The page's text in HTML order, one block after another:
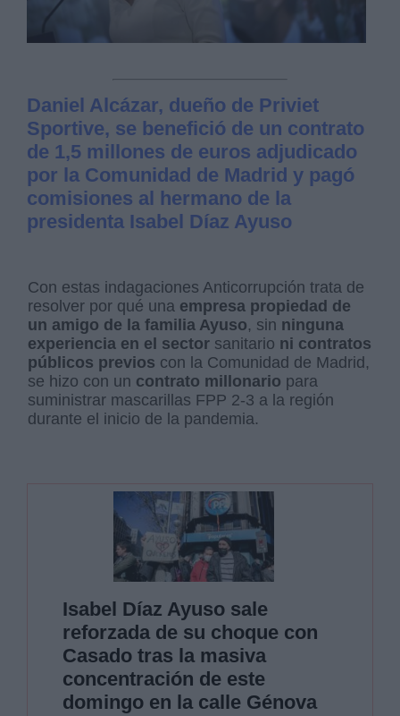
Daniel Alcázar, dueño de Priviet
Sportive, se benefició de un contrato
de 1,5 millones de euros adjudicado
por la Comunidad de Madrid y pagó
comisiones al hermano de la
presidenta Isabel Díaz Ayuso
Con estas indagaciones Anticorrupción trata de
resolver por qué una empresa propiedad de
un amigo de la familia Ayuso, sin ninguna
experiencia en el sector sanitario ni contratos
públicos previos con la Comunidad de Madrid,
se hizo con un contrato millonario para
suministrar mascarillas FPP 2-3 a la región
durante el inicio de la pandemia.
Isabel Díaz Ayuso sale
reforzada de su choque con
Casado tras la masiva
concentración de este
domingo en la calle Génova